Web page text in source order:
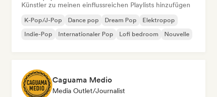
Künstler zu meinen einflussreichen Playlists hinzufügen
K-Pop/J-Pop Dance pop Dream Pop
Elektropop
Indie-Pop
Internationaler Pop Lofi bedroom Nouvelle
Caguama Medio
Media Outlet/Journalist